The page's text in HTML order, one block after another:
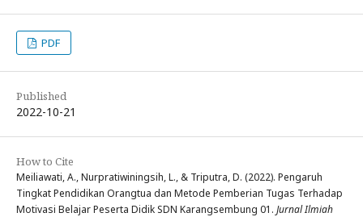
PDF
Published
2022-10-21
How to Cite
Meiliawati, A., Nurpratiwiningsih, L., & Triputra, D. (2022). Pengaruh
Tingkat Pendidikan Orangtua dan Metode Pemberian Tugas Terhadap
Motivasi Belajar Peserta Didik SDN Karangsembung 01. Jurnal Ilmiah